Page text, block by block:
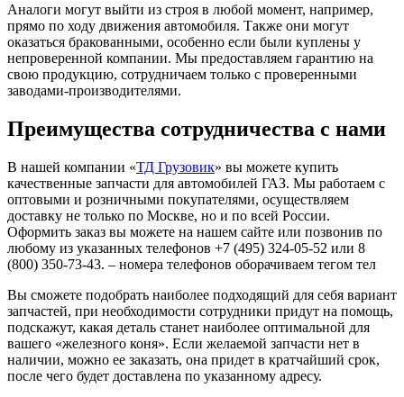
Аналоги могут выйти из строя в любой момент, например,
прямо по ходу движения автомобиля. Также они могут
оказаться бракованными, особенно если были куплены у
непроверенной компании. Мы предоставляем гарантию на
свою продукцию, сотрудничаем только с проверенными
заводами-производителями.
Преимущества сотрудничества с нами
В нашей компании «ТД Грузовик» вы можете купить
качественные запчасти для автомобилей ГАЗ. Мы работаем с
оптовыми и розничными покупателями, осуществляем
доставку не только по Москве, но и по всей России.
Оформить заказ вы можете на нашем сайте или позвонив по
любому из указанных телефонов +7 (495) 324-05-52 или 8
(800) 350-73-43. – номера телефонов оборачиваем тегом тел
Вы сможете подобрать наиболее подходящий для себя вариант
запчастей, при необходимости сотрудники придут на помощь,
подскажут, какая деталь станет наиболее оптимальной для
вашего «железного коня». Если желаемой запчасти нет в
наличии, можно ее заказать, она придет в кратчайший срок,
после чего будет доставлена по указанному адресу.